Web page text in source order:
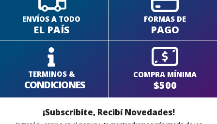
ENVÍOS A TODO
EL PAÍS
FORMAS DE
PAGO
TERMINOS &
CONDICIONES
COMPRA MÍNIMA
$500
¡Subscribite, Recibí Novedades!